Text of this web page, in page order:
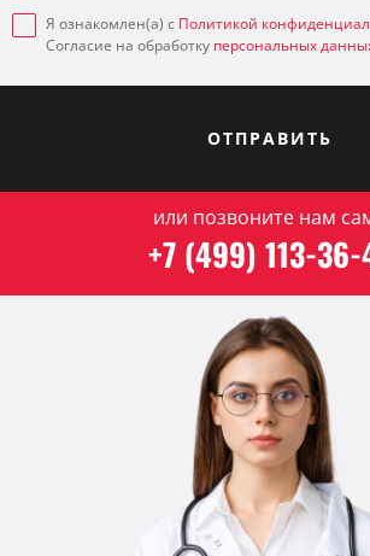
Я ознакомлен(а) с Политикой
Согласие на обработку персональных
ОТПРАВИТЬ
или позвоните нам
+7 (499) 113-36-